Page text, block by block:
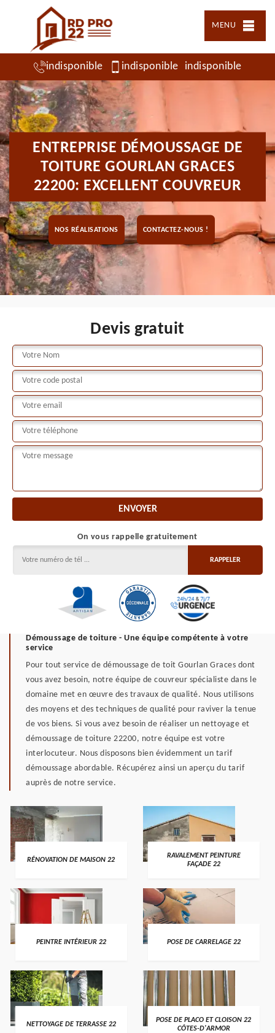
MENU
indisponible indisponible indisponible
ENTREPRISE DÉMOUSSAGE DE
TOITURE GOURLAN GRACES
22200: EXCELLENT COUVREUR
NOS RÉALISATIONS CONTACTEZ-NOUS !
Devis gratuit
On vous rappelle gratuitement
Démoussage de toiture - Une équipe compétente à votre
service
Pour tout service de démoussage de toit Gourlan Graces dont
vous avez besoin, notre équipe de couvreur spécialiste dans le
domaine met en œuvre des travaux de qualité. Nous utilisons
des moyens et des techniques de qualité pour raviver la tenue
de vos biens. Si vous avez besoin de réaliser un nettoyage et
démoussage de toiture 22200, notre équipe est votre
interlocuteur. Nous disposons bien évidemment un tarif
démoussage abordable. Récupérez ainsi un aperçu du tarif
auprès de notre service.
RÉNOVATION DE MAISON 22
RAVALEMENT PEINTURE
FAÇADE 22
PEINTRE INTÉRIEUR 22 POSE DE CARRELAGE 22
NETTOYAGE DE TERRASSE 22
POSE DE PLACO ET CLOISON 22
CÔTES-D'ARMOR